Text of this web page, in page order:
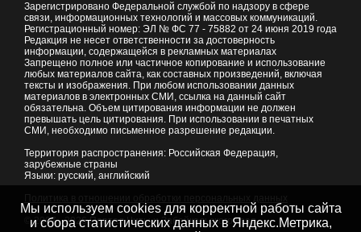
Зарегистрировано Федеральной службой по надзору в сфере
связи, информационных технологий и массовых коммуникаций.
Регистрационный номер: ЭЛ № ФС 77 - 75882 от 24 июня 2019 года
Редакция не несет ответственности за достоверность
информации, содержащейся в рекламных материалах
Запрещено полное или частичное копирование и использование
любых материалов сайта, как составных произведений, включая
тексты и изображения. При любом использовании данных
материалов в электронных СМИ, ссылка на данный сайт
обязательна. Объем цитирования информации не должен
превышать цель цитирования. При использовании в печатных
СМИ, необходимо письменное разрешение редакции.
Территория распространения: Российская Федерация,
зарубежные страны
Языки: русский, английский
© 2007 - 2026Портал Читы и Забайкальского края
Мы используем cookies для корректной работы сайта
и сбора статистических данных в Яндекс.Метрика,